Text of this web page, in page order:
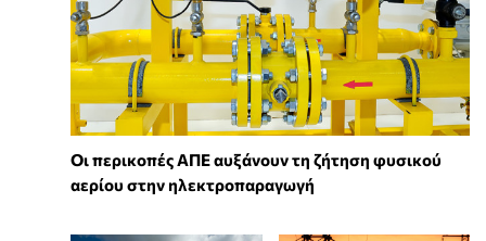
Οι περικοπές ΑΠΕ αυξάνουν τη ζήτηση φυσικού
αερίου στην ηλεκτροπαραγωγή